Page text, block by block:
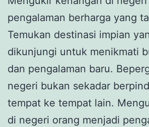
pengalaman berharga yang
Temukan destinasi impian
dikunjungi untuk menikmati
dan pengalaman baru.
negeri bukan sekadar
tempat ke tempat lain.
di negeri orang menjadi